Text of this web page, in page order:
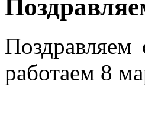
работаем 8